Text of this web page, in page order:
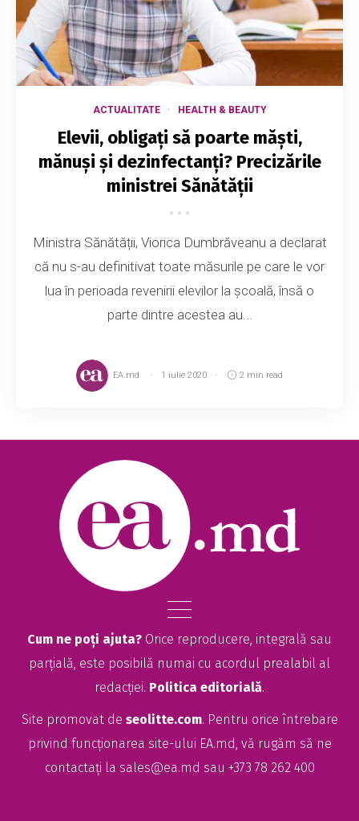
ACTUALITATE HEALTH & BEAUTY
Elevii, obligați să poarte măști,
mănuși și dezinfectanți? Precizările
ministrei Sănătății
Ministra Sănătății, Viorica Dumbrăveanu a declarat
că nu s-au definitivat toate măsurile pe care le vor
lua în perioada revenirii elevilor la școală, însă o
parte dintre acestea au...
EA.md 1 iulie 2020 2 min read
Cum ne poți ajuta? Orice reproducere, integrală sau
parțială, este posibilă numai cu acordul prealabil al
redacției. Politica editorială.
Site promovat de seolitte.com. Pentru orice întrebare
privind funcționarea site-ului EA.md, vă rugăm să ne
contactați la sales@ea.md sau +373 78 262 400